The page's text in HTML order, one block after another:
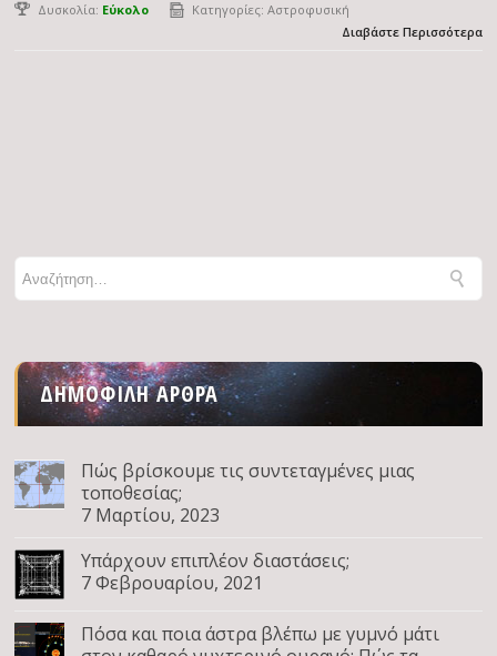
Δυσκολία: Εύκολο Κατηγορίες:Αστροφυσική
Διαβάστε Περισσότερα
ΔΗΜΟΦΙΛΉ ΆΡΘΡΑ
Πώς βρίσκουμε τις συντεταγμένες μιας
τοποθεσίας;
7 Μαρτίου, 2023
Υπάρχουν επιπλέον διαστάσεις;
7 Φεβρουαρίου, 2021
Πόσα και ποια άστρα βλέπω με γυμνό μάτι